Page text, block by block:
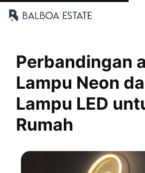
Perbandingan
Lampu Neon
Lampu LED
Rumah